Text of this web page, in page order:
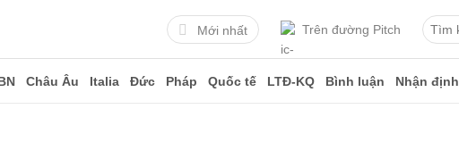
Mới nhất Trên đường Pitch
Châu Âu Italia Đức Pháp Quốc tế LTĐ-KQ Bình luận Nhận định